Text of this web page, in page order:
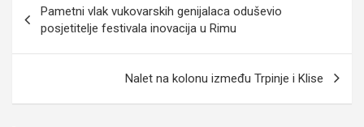
objava
Pametni vlak vukovarskih genijalaca oduševio
posjetitelje festivala inovacija u Rimu
Nalet na kolonu između Trpinje i Klise